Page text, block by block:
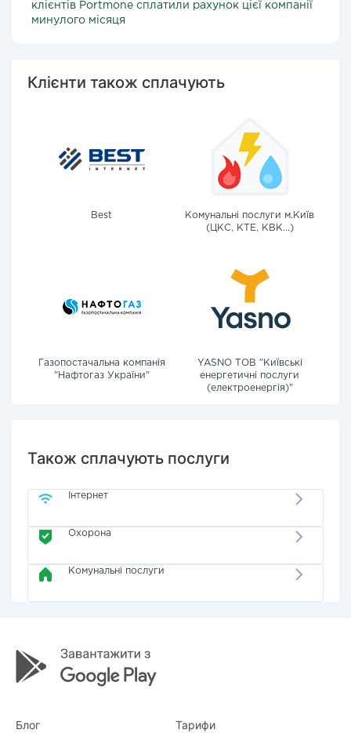
клієнтів Portmone сплатили рахунок цієї компанії
минулого місяця
Клієнти також сплачують
Best
Комунальні послуги м.Київ
(ЦКС, КТЕ, КВК...)
Газопостачальна компанія
"Нафтогаз України"
YASNO ТОВ "Київські
енергетичні послуги
(електроенергія)"
Також сплачують послуги
Інтернет
Охорона
Комунальні послуги
Блог Тарифи